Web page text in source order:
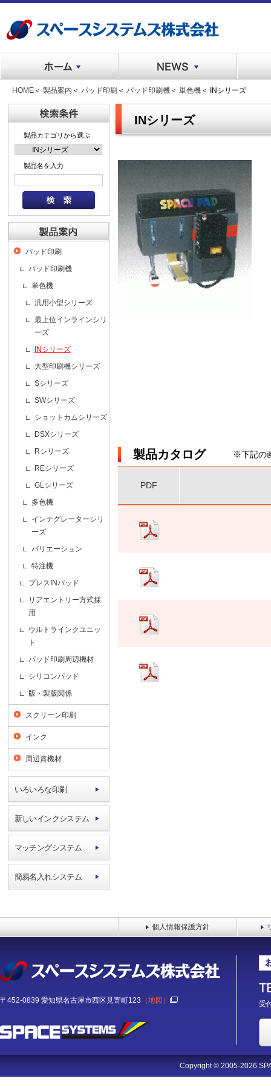
HOME ＜ 製品案内 ＜ パッド印刷 ＜ パッド印刷機 ＜ 単色機 ＜ INシリーズ
製品カテゴリから選ぶ
製品名を入力
パッド印刷
パッド印刷機
単色機
汎用小型シリーズ
最上位インラインシリ
ーズ
INシリーズ
大型印刷機シリーズ
Sシリーズ
SWシリーズ
ショットカムシリーズ
DSXシリーズ
Rシリーズ
REシリーズ
GLシリーズ
多色機
インテグレーターシリ
ーズ
バリエーション
特注機
プレスINパッド
リアエントリー方式採
用
ウルトラインクユニッ
ト
パッド印刷周辺機材
シリコンパッド
版・製版関係
スクリーン印刷
インク
周辺資機材
いろいろな印刷
新しいインクシステム
マッチングシステム
簡易名入れシステム
INシリーズ
製品カタログ ※下記の
PDF
個人情報保護方針
〒452-0839 愛知県名古屋市西区見寄町123 （地図） 受
Copyright © 2005-2026